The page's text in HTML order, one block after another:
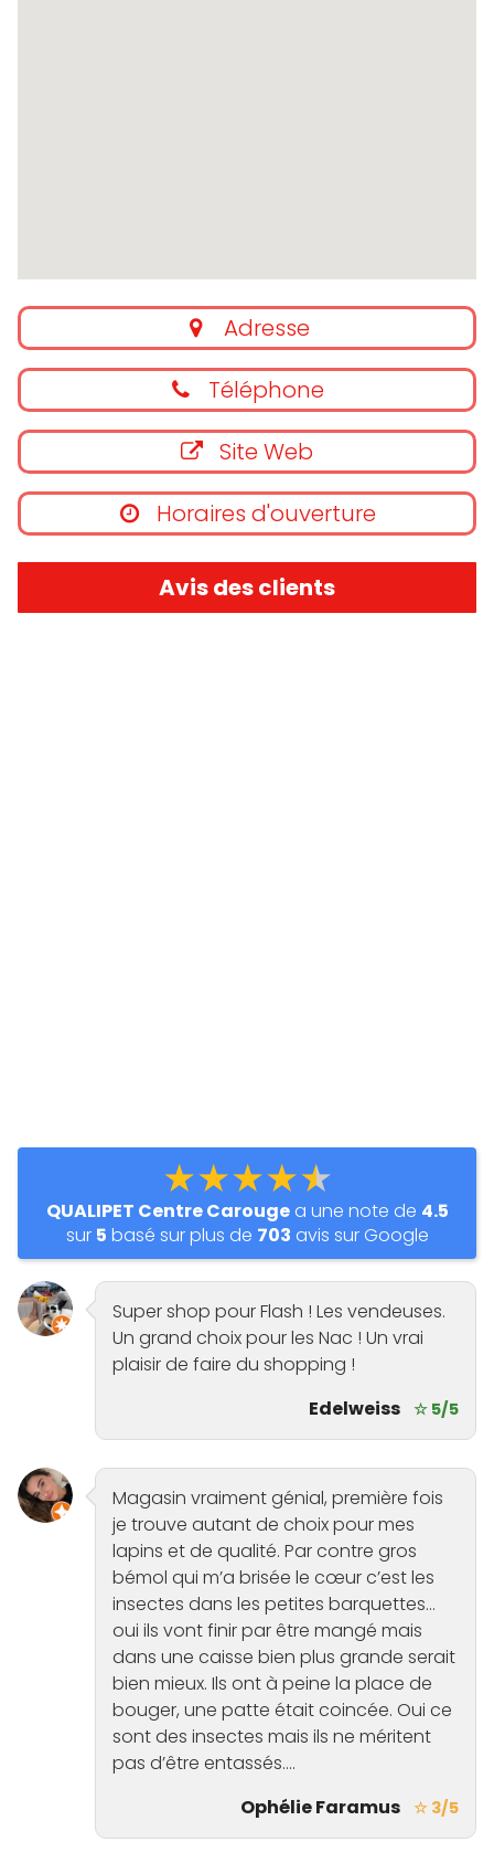
Adresse
Téléphone
Site Web
Horaires d'ouverture
Avis des clients
★★★★★
QUALIPET Centre Carougea une note de 4.5
sur 5 basé sur plus de 703 avis sur Google
Super shop pour Flash ! Les vendeuses.
Un grand choix pour les Nac ! Un vrai
plaisir de faire du shopping ️!
Edelweiss ☆ 5/5
Magasin vraiment génial, première fois
je trouve autant de choix pour mes
lapins et de qualité. Par contre gros
bémol qui m’a brisée le cœur c’est les
insectes dans les petites barquettes…
oui ils vont finir par être mangé mais
dans une caisse bien plus grande serait
bien mieux. Ils ont à peine la place de
bouger, une patte était coincée. Oui ce
sont des insectes mais ils ne méritent
pas d’être entassés….
Ophélie Faramus ☆ 3/5